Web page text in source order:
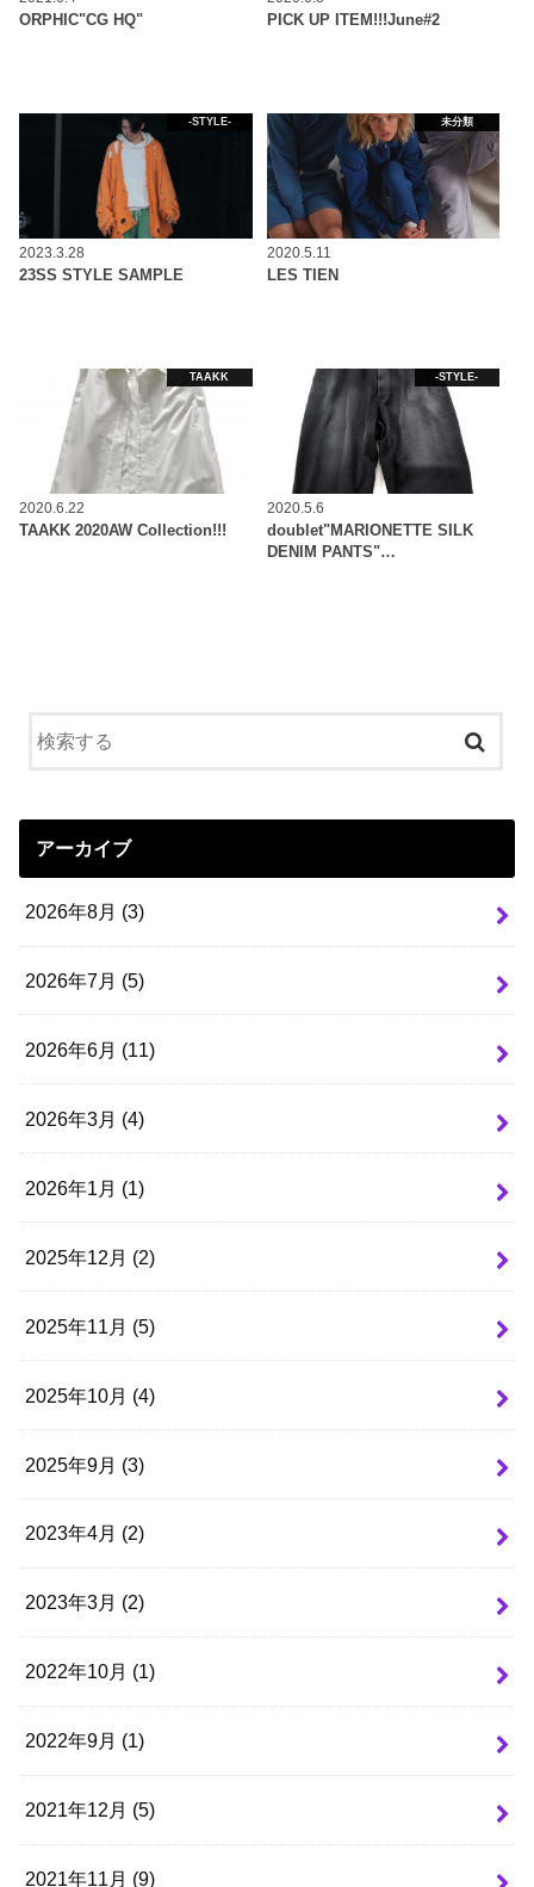
ORPHIC"CG HQ"
PICK UP ITEM!!!June#2
-STYLE-
2023.3.28
23SS STYLE SAMPLE
未分類
2020.5.11
LES TIEN
TAAKK
2020.6.22
TAAKK 2020AW Collection!!!
-STYLE-
2020.5.6
doublet"MARIONETTE SILK
DENIM PANTS"…
アーカイブ
2026年8月 (3)
2026年7月 (5)
2026年6月 (11)
2026年3月 (4)
2026年1月 (1)
2025年12月 (2)
2025年11月 (5)
2025年10月 (4)
2025年9月 (3)
2023年4月 (2)
2023年3月 (2)
2022年10月 (1)
2022年9月 (1)
2021年12月 (5)
2021年11月 (9)